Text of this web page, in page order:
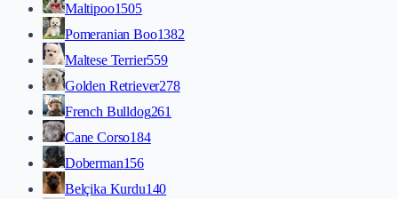
Maltipoo1505
Pomeranian Boo1382
Maltese Terrier559
Golden Retriever278
French Bulldog261
Cane Corso184
Doberman156
Belçika Kurdu140